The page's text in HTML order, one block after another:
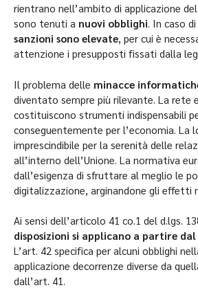
rientrano nell’ambito di applicazione
sono tenuti a nuovi obblighi. In caso
sanzioni sono elevate, per cui è
attenzione i presupposti fissati dalla
Il problema delle minacce
diventato sempre più rilevante. La rete
costituiscono strumenti indispensabili
conseguentemente per l’economia. La
imprescindibile per la serenità delle
all’interno dell’Unione. La normativa
dall’esigenza di sfruttare al meglio le
digitalizzazione, arginandone gli effetti
Ai sensi dell’articolo 41 co.1 del d.lgs.
disposizioni si applicano a partire
L’art. 42 specifica per alcuni obblighi
applicazione decorrenze diverse da
dall’art. 41.